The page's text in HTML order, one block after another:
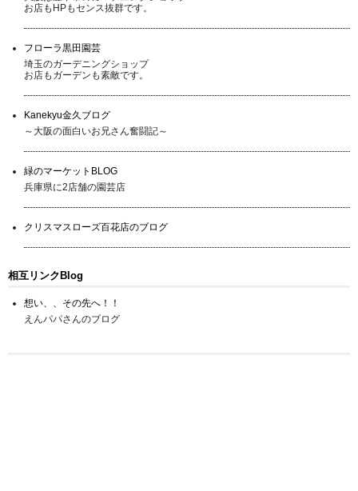
お店もHPもセンス抜群です。
フローラ黒田園芸
埼玉のガーデニングショップ
お店もガーデンも素敵です。
Kanekyu金久ブログ
～大阪の面白いお兄さん奮闘記～
緑のマーケットBLOG
兵庫県に2店舗の園芸店
クリスマスローズ百花店のブログ
相互リンクBlog
想い、、その先へ！！
えんパパさんのブログ